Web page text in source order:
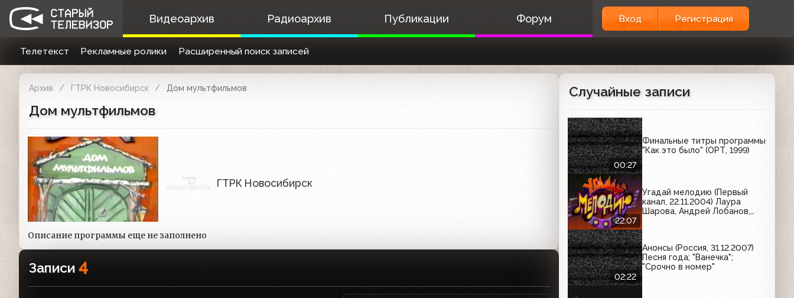
Видеоархив Радиоархив Публикации Форум Вход Регистрация
Телетекст Рекламные ролики Расширенный поиск записей
Архив ГТРК Новосибирск Дом мультфильмов
Дом мультфильмов
ГТРК Новосибирск
Описание программы еще не заполнено
Записи 4
Случайные записи
00:27
Финальные титры программы
"Как это было" (ОРТ, 1999)
22:07
Угадай мелодию (Первый
канал, 22.11.2004) Лаура
Шарова, Андрей Лобанов,
02:22
Анонсы (Россия, 31.12.2007)
Песня года; "Ванечка";
"Срочно в номер"